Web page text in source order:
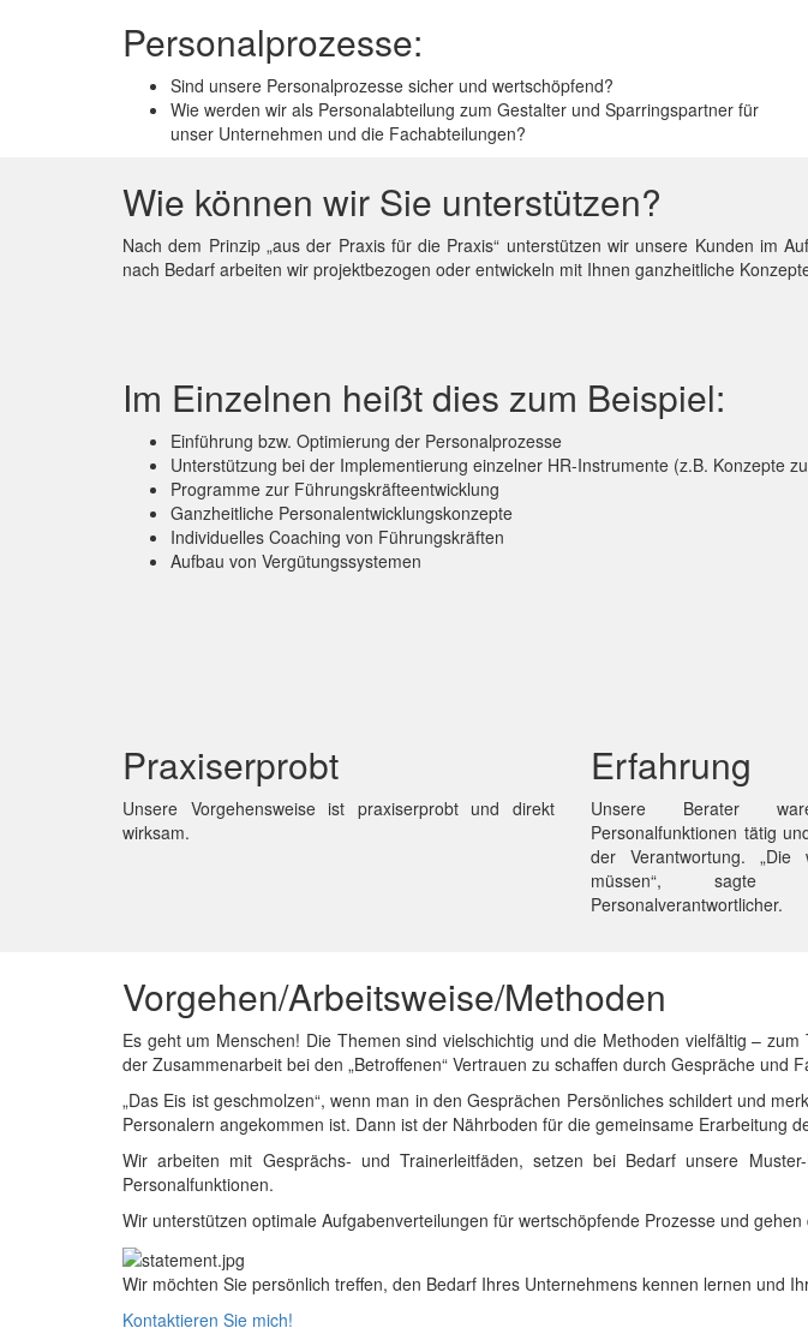
Personalprozesse:
Sind unsere Personalprozesse sicher und wertschöpfend?
Wie werden wir als Personalabteilung zum Gestalter und Sparringspartner für
unser Unternehmen und die Fachabteilungen?
Wie können wir Sie unterstützen?
Nach dem Prinzip „aus der Praxis für die Praxis“ unterstützen wir unsere Kunden im
nach Bedarf arbeiten wir projektbezogen oder entwickeln mit Ihnen ganzheitliche
Im Einzelnen heißt dies zum Beispiel:
Einführung bzw. Optimierung der Personalprozesse
Unterstützung bei der Implementierung einzelner HR-Instrumente (z.B. Konzepte
Programme zur Führungskräfteentwicklung
Ganzheitliche Personalentwicklungskonzepte
Individuelles Coaching von Führungskräften
Aufbau von Vergütungssystemen
Praxiserprobt
Unsere Vorgehensweise ist praxiserprobt und direkt
wirksam.
Erfahrung
Unsere Berater
Personalfunktionen tätig
der Verantwortung.
müssen“,
Personalverantwortlicher.
Vorgehen/Arbeitsweise/Methoden
Es geht um Menschen! Die Themen sind vielschichtig und die Methoden vielfältig –
der Zusammenarbeit bei den „Betroffenen“ Vertrauen zu schaffen durch Gespräche und
„Das Eis ist geschmolzen“, wenn man in den Gesprächen Persönliches schildert und
Personalern angekommen ist. Dann ist der Nährboden für die gemeinsame Erarbeitung
Wir arbeiten mit Gesprächs- und Trainerleitfäden, setzen bei Bedarf unsere
Personalfunktionen.
Wir unterstützen optimale Aufgabenverteilungen für wertschöpfende Prozesse und
Wir möchten Sie persönlich treffen, den Bedarf Ihres Unternehmens kennen lernen und
Kontaktieren Sie mich!